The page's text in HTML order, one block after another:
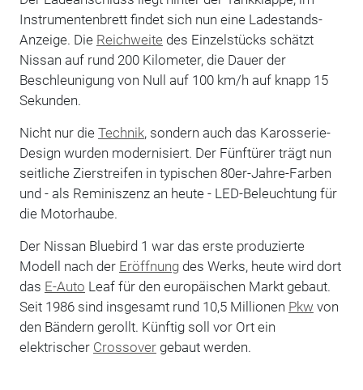
Instrumentenbrett findet sich nun eine Ladestands-
Anzeige. Die Reichweite des Einzelstücks schätzt
Nissan auf rund 200 Kilometer, die Dauer der
Beschleunigung von Null auf 100 km/h auf knapp 15
Sekunden.
Nicht nur die Technik, sondern auch das Karosserie-
Design wurden modernisiert. Der Fünftürer trägt nun
seitliche Zierstreifen in typischen 80er-Jahre-Farben
und - als Reminiszenz an heute - LED-Beleuchtung für
die Motorhaube.
Der Nissan Bluebird 1 war das erste produzierte
Modell nach der Eröffnungdes Werks, heute wird dort
das E-Auto Leaf für den europäischen Markt gebaut.
Seit 1986 sind insgesamt rund 10,5 Millionen Pkw von
den Bändern gerollt. Künftig soll vor Ort ein
elektrischer Crossovergebaut werden.